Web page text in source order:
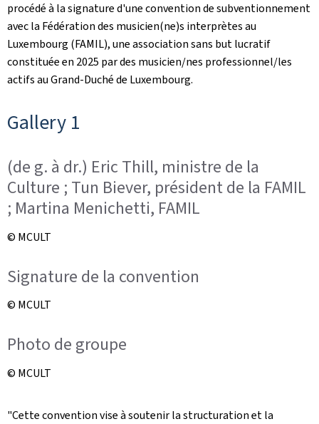
procédé à la signature d'une convention de subventionnement
avec la Fédération des musicien(ne)s interprètes au
Luxembourg (FAMIL), une association sans but lucratif
constituée en 2025 par des musicien/nes professionnel/les
actifs au Grand-Duché de Luxembourg.
Gallery 1
(de g. à dr.) Eric Thill, ministre de la
Culture ; Tun Biever, président de la FAMIL
; Martina Menichetti, FAMIL
© MCULT
Signature de la convention
© MCULT
Photo de groupe
© MCULT
"Cette convention vise à soutenir la structuration et la